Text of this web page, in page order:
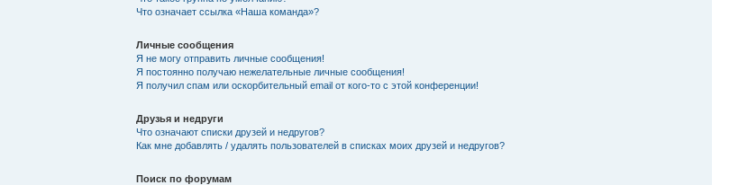
Что означает ссылка «Наша команда»?
Личные сообщения
Я не могу отправить личные сообщения!
Я постоянно получаю нежелательные личные сообщения!
Я получил спам или оскорбительный email от кого-то с этой конференции!
Друзья и недруги
Что означают списки друзей и недругов?
Как мне добавлять / удалять пользователей в списках моих друзей и недругов?
Поиск по форумам